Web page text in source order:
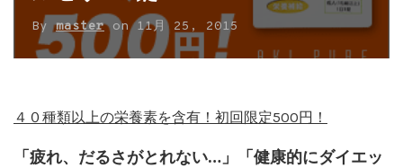
Bymasteron11月 25, 2015
４０種類以上の栄養素を含有！初回限定500円！
「疲れ、だるさがとれない…」「健康的にダイエッ